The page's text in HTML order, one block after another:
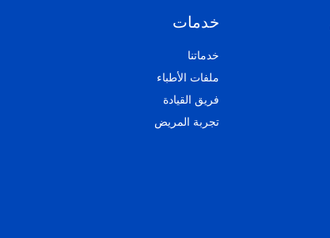
خدمات
خدماتنا
ملفات الأطباء
فريق القيادة
تجربة المريض